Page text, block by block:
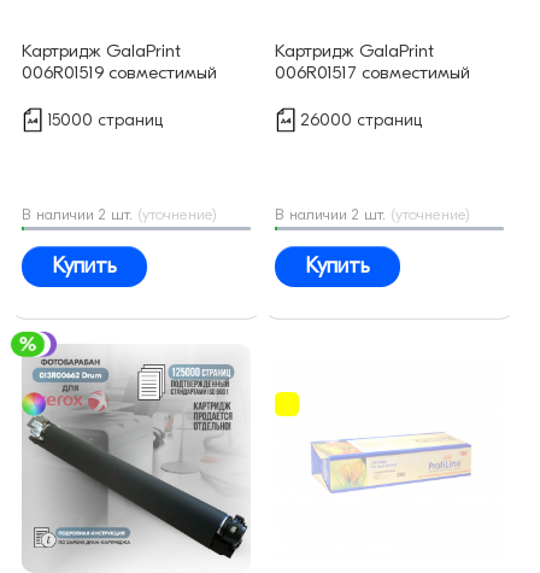
Картридж GalaPrint
006R01519 совместимый
15000 страниц
В наличии 2 шт. (уточнение)
Купить
Картридж GalaPrint
006R01517 совместимый
26000 страниц
В наличии 2 шт. (уточнение)
Купить